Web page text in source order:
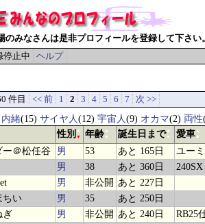
のみなさんは是非プロフィールを登録して下さ
停止中 ヘルプ
件目 << 前 1 2 3 4 5 6 7
次 >>
内緒(15) サイヤ人(12) 宇宙人(9) オカマ(2) 両性
性別 ▲
▼
年齢 ▲
▼
誕生日まで▲
▼
愛車▲
▼
ー＠松任谷 男 53 あと 165日
ユー
男 38 あと 360日
240SX
男 非公開 あと 227日
ちい 男 35
あと 250日
ぎ 男 非公開 あと 240日
RB25